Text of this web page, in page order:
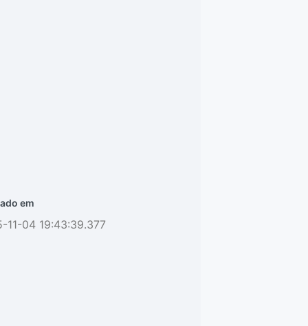
em
11-04 19:43:39.377